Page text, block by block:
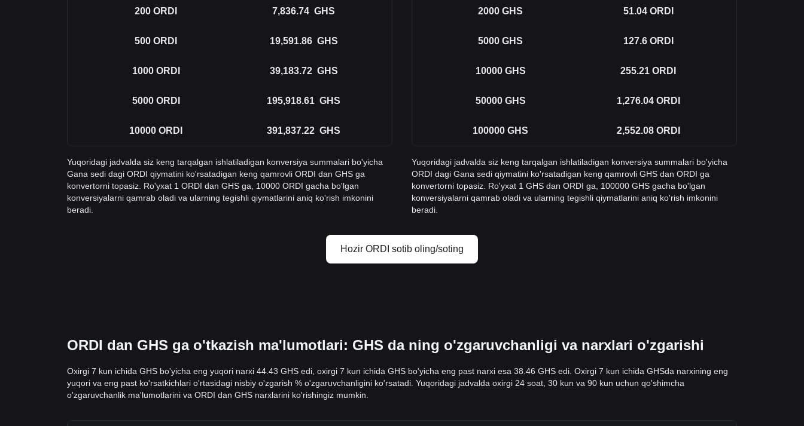
200 ORDI 7,836.74 GHS
500 ORDI 19,591.86 GHS
1000 ORDI 39,183.72 GHS
5000 ORDI 195,918.61 GHS
10000 ORDI 391,837.22 GHS
Yuqoridagi jadvalda siz keng tarqalgan ishlatiladigan konversiya summalari bo'yicha
Gana sedi dagi ORDI qiymatini ko'rsatadigan keng qamrovli ORDI dan GHS ga
konvertorni topasiz. Ro'yxat 1 ORDI dan GHS ga, 10000 ORDI gacha bo'lgan
konversiyalarni qamrab oladi va ularning tegishli qiymatlarini aniq ko'rish imkonini
beradi.
2000 GHS 51.04 ORDI
5000 GHS 127.6 ORDI
10000 GHS 255.21 ORDI
50000 GHS 1,276.04 ORDI
100000 GHS 2,552.08 ORDI
Yuqoridagi jadvalda siz keng tarqalgan ishlatiladigan konversiya summalari bo'yicha
ORDI dagi Gana sedi qiymatini ko'rsatadigan keng qamrovli GHS dan ORDI ga
konvertorni topasiz. Ro'yxat 1 GHS dan ORDI ga, 100000 GHS gacha bo'lgan
konversiyalarni qamrab oladi va ularning tegishli qiymatlarini aniq ko'rish imkonini
beradi.
Hozir ORDI sotib oling/soting
ORDI dan GHS ga o'tkazish ma'lumotlari: GHS da ning o'zgaruvchanligi va narxlari o'zgarishi
Oxirgi 7 kun ichida GHS bo'yicha eng yuqori narxi 44.43 GHS edi, oxirgi 7 kun ichida GHS bo'yicha eng past narxi esa 38.46 GHS edi. Oxirgi 7 kun ichida GHSda narxining eng
yuqori va eng past ko'rsatkichlari o'rtasidagi nisbiy o'zgarish % o'zgaruvchanligini ko'rsatadi. Yuqoridagi jadvalda oxirgi 24 soat, 30 kun va 90 kun uchun qo'shimcha
o'zgaruvchanlik ma'lumotlarini va ORDI dan GHS narxlarini ko'rishingiz mumkin.